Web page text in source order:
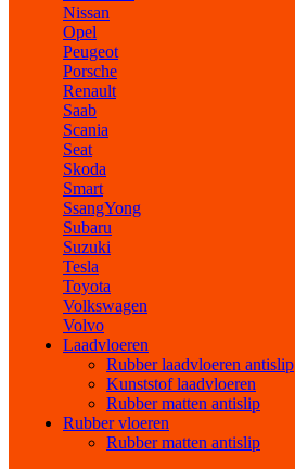
Nissan
Opel
Peugeot
Porsche
Renault
Saab
Scania
Seat
Skoda
Smart
SsangYong
Subaru
Suzuki
Tesla
Toyota
Volkswagen
Volvo
Laadvloeren
Rubber laadvloeren antislip
Kunststof laadvloeren
Rubber matten antislip
Rubber vloeren
Rubber matten antislip